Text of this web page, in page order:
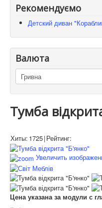
Рекомендуємо
Детский диван
Валюта
Тумба
Хиты: 1725|Рейтинг:
Увеличить
Цена указана за модули с